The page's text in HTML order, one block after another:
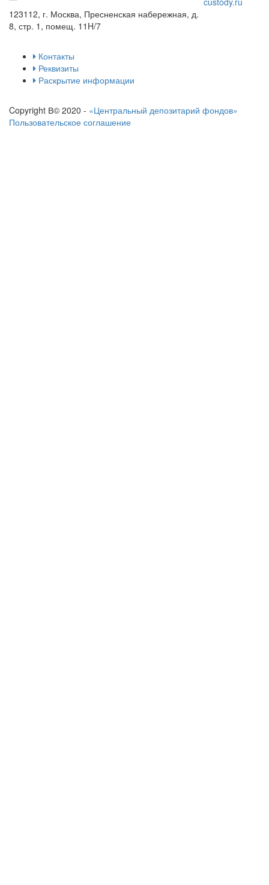
123112, г. Москва, Пресненская набережная, д.
8, стр. 1, помещ. 11H/7
Контакты
Реквизиты
Раскрытие информации
Copyright В© 2020 - «Центральный депозитарий фондов»
Пользовательское соглашение